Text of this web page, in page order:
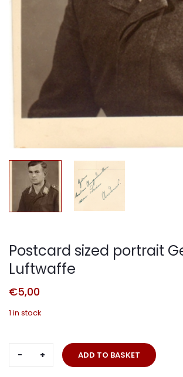
Postcard sized portrait
Luftwaffe
€5,00
1 in stock
Postcard
ADD TO BASKET